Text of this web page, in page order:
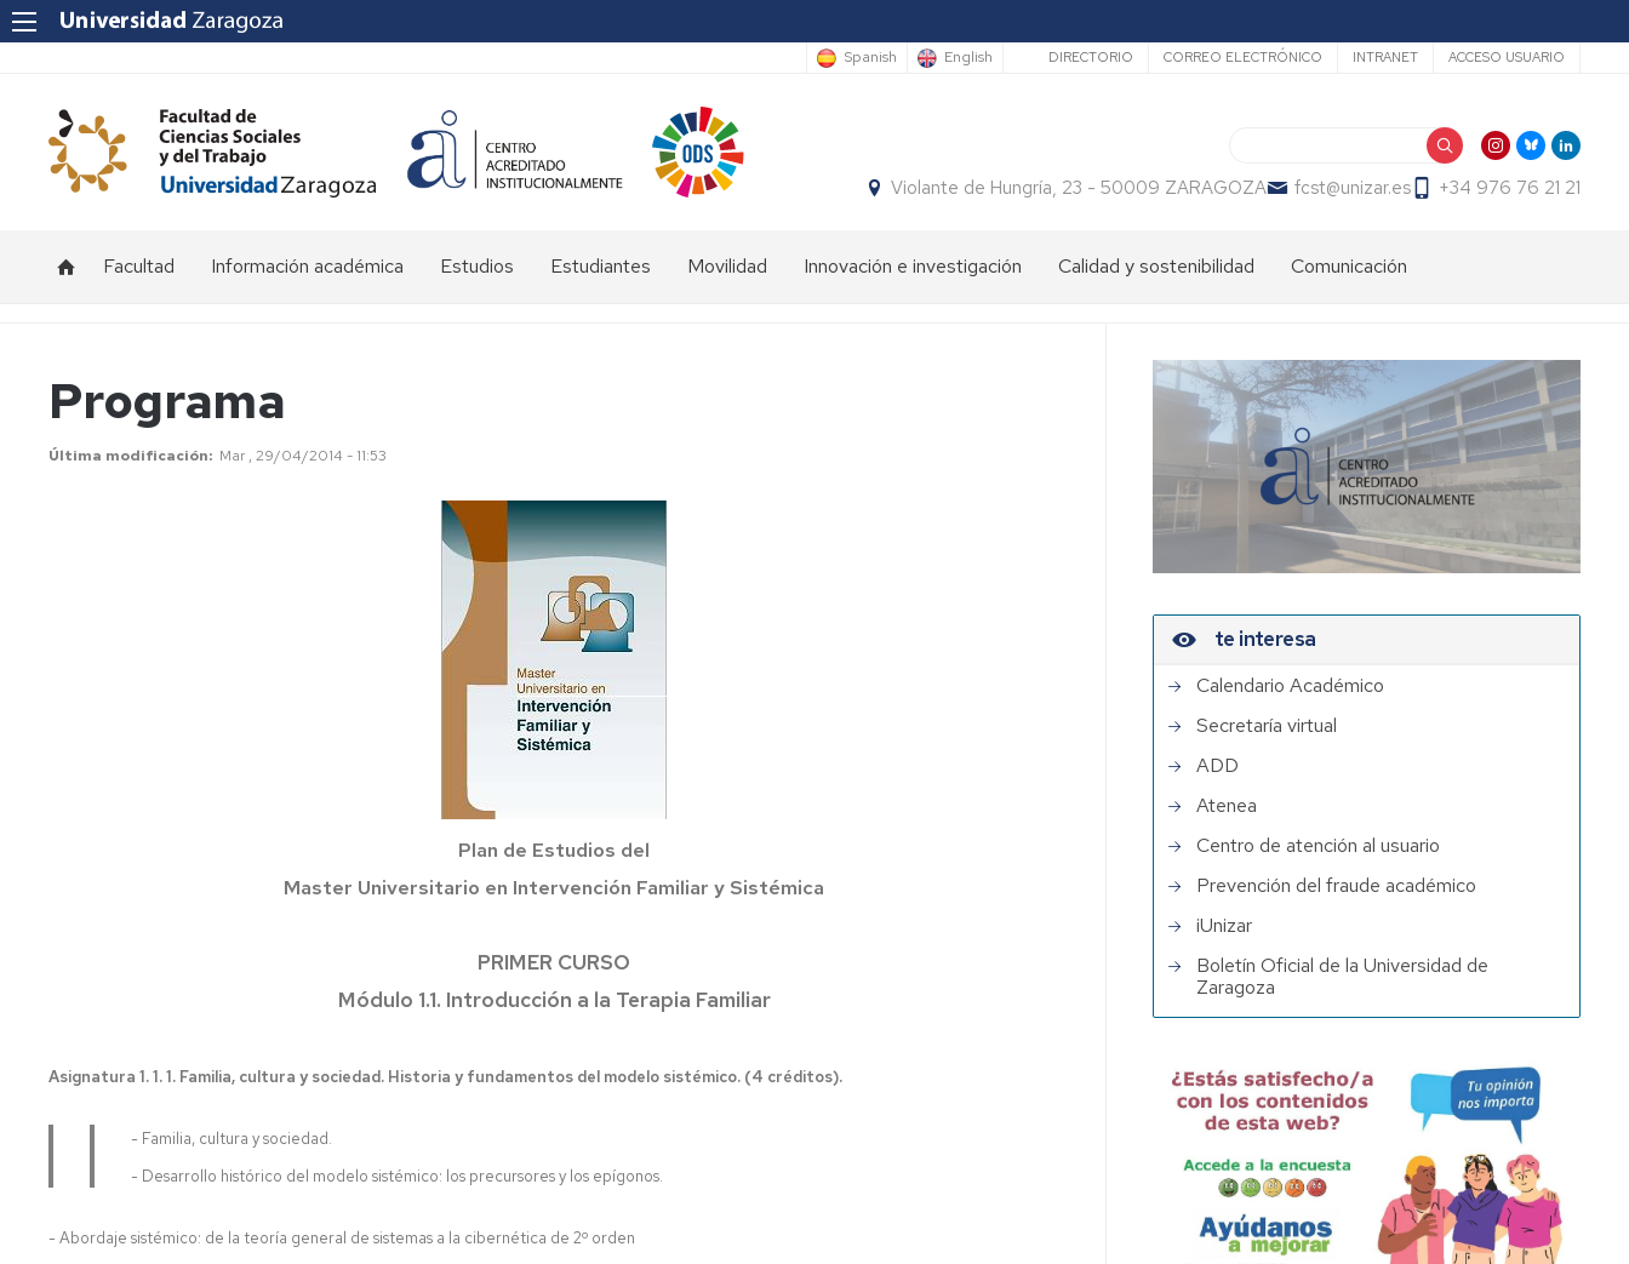
Spanish English Secundario
DIRECTORIO CORREO ELECTRÓNICO INTRANET ACCESO USUARIO
Violante de Hungría, 23 - 50009 ZARAGOZA fcst@unizar.es +34 976 76 21 21
Facultad Información académica
Becas
ayudas
académica
académica
Normativa
académica
Estudios Estudiantes
Mentoría
Delegación
de
estudiantes
Delegados/as
de
clase
Apoyo
Movilidad Innovación e investigación Calidad y sostenibilidad Comunicación
Programa
Última modificación Mar , 29/04/2014 - 11:53
Plan de Estudios del
Master Universitario en Intervención Familiar y Sistémica
PRIMER CURSO
Módulo 1.1. Introducción a la Terapia Familiar
Asignatura 1. 1. 1. Familia, cultura y sociedad. Historia y fundamentos del modelo sistémico. (4 créditos).
- Familia, cultura y sociedad.
- Desarrollo histórico del modelo sistémico: los precursores y los epígonos.
- Abordaje sistémico: de la teoría general de sistemas a la cibernética de 2º orden
te interesa
Calendario Académico
Secretaría virtual
ADD
Atenea
Centro de atención al usuario
Prevención del fraude académico
iUnizar
Boletín Oficial de la Universidad de
Zaragoza